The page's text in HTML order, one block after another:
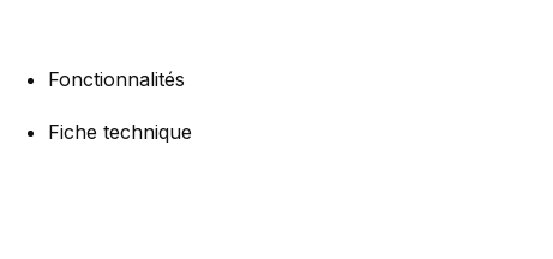
Fonctionnalités
Fiche technique